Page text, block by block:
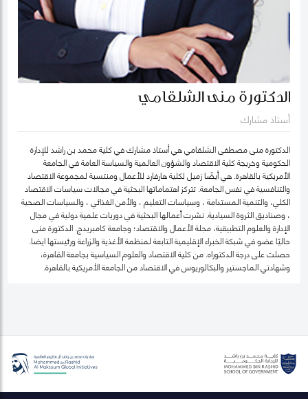
الدكتورة منى الشلقامي
أستاذ مشارك
الدكتورة منى مصطفى الشلقامي هي أستاذ مشارك في كلية محمد بن راشد للإدارة
الحكومية وخريجة كلية الاقتصاد والشؤون العالمية والسياسة العامة في الجامعة
الأمريكية بالقاهرة. هي أيضًا زميل لكلية هارفارد للأعمال ومنتسبة لمجموعة الاقتصاد
والتنافسية في نفس الجامعة. تتركز اهتماماتها البحثية في مجالات سياسات الاقتصاد
الكلي، والتنمية المستدامة ، وسياسات التعليم ، والأمن الغذائي ، والسياسات الصحية
، وصناديق الثروة السيادية. نشرت أعمالها البحثية في دوريات علمية دولية في مجال
الإدارة والعلوم التطبيقية، مجلة الأعمال والاقتصاد؛ وجامعة كامبريدج. الدكتورة منى
حاليًا عضو في شبكة الخبراء الإقليمية التابعة لمنظمة الأغذية والزراعة ورئيستها ايضا.
حصلت على درجة الدكتوراه. من كلية الاقتصاد والعلوم السياسية بجامعة القاهرة،
وشهادتي الماجستير والبكالوريوس في الاقتصاد من الجامعة الأمريكية بالقاهرة.